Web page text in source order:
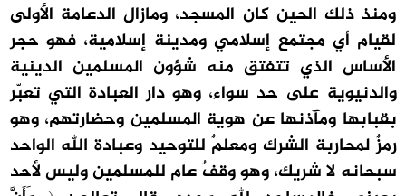
ومنذ ذلك الحين كان المسجد، ومازال الدعامة الأولى
لقيام أي مجتمع إسلامي ومدينة إسلامية، فهو حجر
الأساس الذي تتفتق منه شؤون المسلمين الدينية
والدنيوية على حد سواء، وهو دار العبادة التي تعبّر
بقبابها ومآذنها عن هوية المسلمين وحضارتهم، وهو
رمزٌ لمحاربة الشرك ومعلمٌ للتوحيد وعبادة الله الواحد
سبحانه لا شريك، وهو وقفٌ عام للمسلمين وليس لأحد